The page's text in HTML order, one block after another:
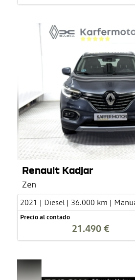
Renault Kadjar
Zen
2021 | Diesel | 36.000 km |
Precio al contado
21.490 €